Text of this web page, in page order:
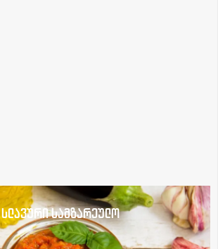
სლავური სამზარეულო